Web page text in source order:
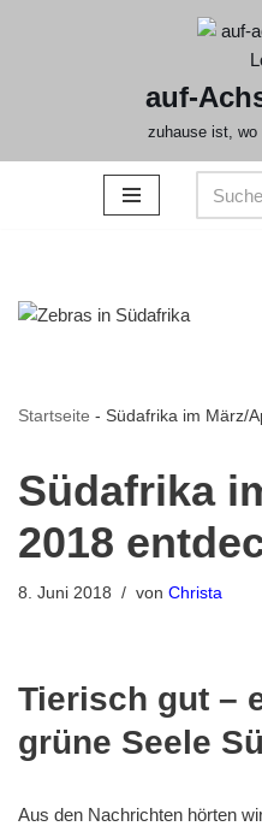
auf-
zuhause ist, wo
Startseite - Südafrika im März/
Südafrika
2018
8. Juni 2018 von Christa
Tierisch gut –
grüne Seele
Aus den Nachrichten hörten